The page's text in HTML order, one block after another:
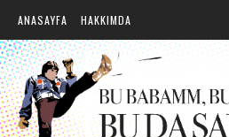
ANASAYFA HAKKIMDA